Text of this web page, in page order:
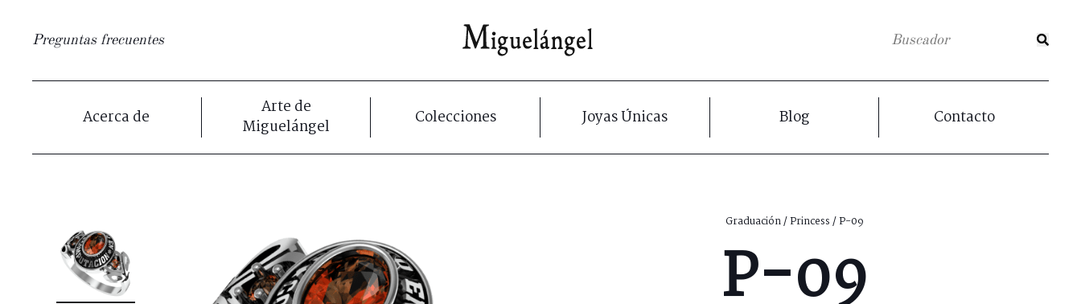
Preguntas frecuentes
Acerca de
Arte de
Miguelángel
Colecciones Joyas Únicas Blog Contacto
Graduación/Princess/ P-09
P-09